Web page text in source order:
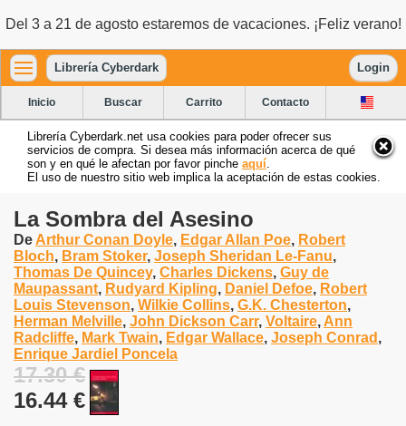
Del 3 a 21 de agosto estaremos de vacaciones. ¡Feliz verano!
Librería Cyberdark Login
Inicio Buscar Carrito Contacto
Librería Cyberdark.net usa cookies para poder ofrecer sus
servicios de compra. Si desea más información acerca de qué
son y en qué le afectan por favor pinche aquí
El uso de nuestro sitio web implica la aceptación de estas cookies.
La Sombra del Asesino
De Arthur Conan Doyle, Edgar Allan Poe, Robert
Bloch, Bram Stoker, Joseph Sheridan Le-Fanu,
Thomas De Quincey, Charles Dickens, Guy de
Maupassant, Rudyard Kipling, Daniel Defoe, Robert
Louis Stevenson, Wilkie Collins, G.K. Chesterton,
Herman Melville, John Dickson Carr, Voltaire, Ann
Radcliffe, Mark Twain, Edgar Wallace, Joseph Conrad ,
Enrique Jardiel Poncela
17.30 €
16.44 €